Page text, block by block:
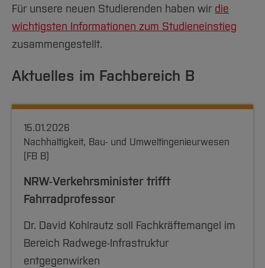
Arbeiten im FB G
Forschung und Projekte
International
Team
Studiengänge
Studieninteressierte
Aktuelles
Studium
Fachgruppen
Forschung und Entwicklung
Team
Service
Amtliche Bekanntmachungen
Notfall-Infos
BO Shop
Familiengerechte Hochschule
Gleichstellung
Diskriminierungsfreie Hochschule
Vertretungen
Hochschulbibliothek
Hochschulkommunikation
International Office
Medienzentrum
Zentrale Studienberatung
Für unsere neuen Studierenden haben wir die
wichtigsten Informationen zum Studieneinstieg
zusammengestellt.
Aktuelles im Fachbereich B
15.01.2026
Nachhaltigkeit, Bau- und Umweltingenieurwesen
(FB B)
NRW-Verkehrsminister trifft
Fahrradprofessor
Dr. David Kohlrautz soll Fachkräftemangel im
Bereich Radwege-Infrastruktur
entgegenwirken